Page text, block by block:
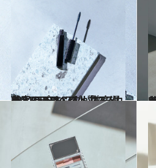
2021.12.11
美容のプロ17人が徹底選考！ CREAベストコスメ 2021ランキング 「マスカラ」BEST5
ビューティ＆ヘルス 美容の